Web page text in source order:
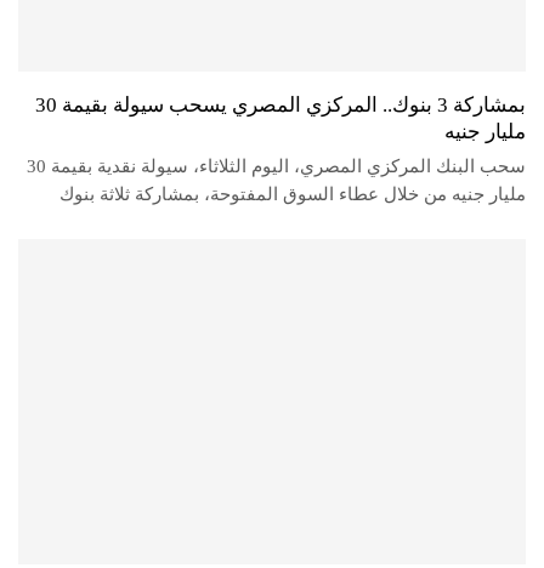
بمشاركة 3 بنوك.. المركزي المصري يسحب سيولة بقيمة 30
مليار جنيه
سحب البنك المركزي المصري، اليوم الثلاثاء، سيولة نقدية بقيمة 30
مليار جنيه من خلال عطاء السوق المفتوحة، بمشاركة ثلاثة بنوك